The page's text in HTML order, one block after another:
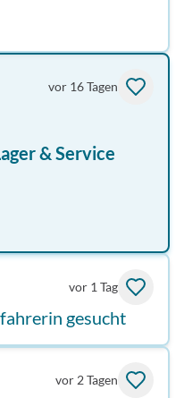
vor 16 Tagen
& Service
vor 1 Tag
gesucht
vor 2 Tagen